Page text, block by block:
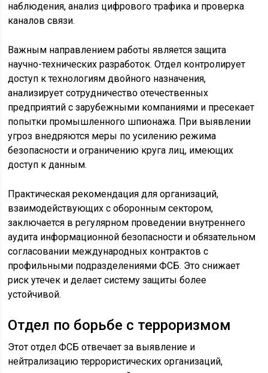
наблюдения, анализ цифрового трафика и проверка
каналов связи.
Важным направлением работы является защита
научно-технических разработок. Отдел контролирует
доступ к технологиям двойного назначения,
анализирует сотрудничество отечественных
предприятий с зарубежными компаниями и пресекает
попытки промышленного шпионажа. При выявлении
угроз внедряются меры по усилению режима
безопасности и ограничению круга лиц, имеющих
доступ к данным.
Практическая рекомендация для организаций,
взаимодействующих с оборонным сектором,
заключается в регулярном проведении внутреннего
аудита информационной безопасности и обязательном
согласовании международных контрактов с
профильными подразделениями ФСБ. Это снижает
риск утечек и делает систему защиты более
устойчивой.
Отдел по борьбе с терроризмом
Этот отдел ФСБ отвечает за выявление и
нейтрализацию террористических организаций,